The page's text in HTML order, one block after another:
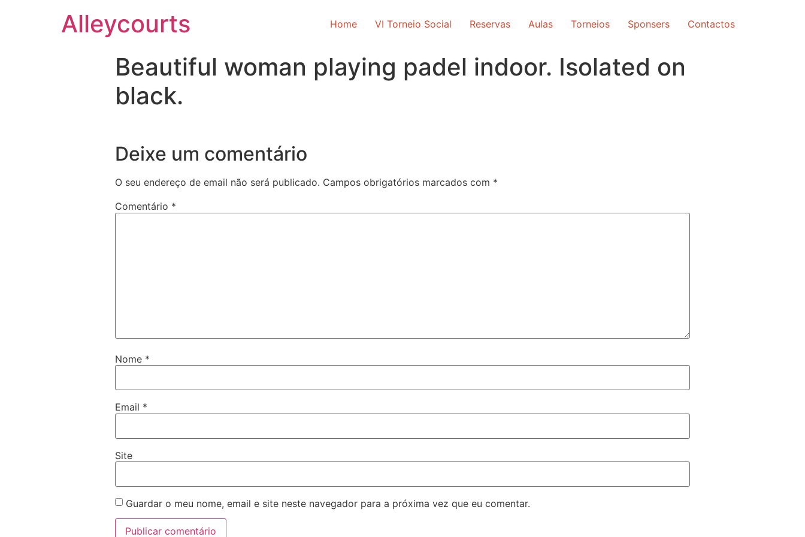
Alleycourts Home VI Torneio Social Reservas Aulas Torneios Sponsers Contactos
Beautiful woman playing padel indoor. Isolated on
black.
Deixe um comentário
O seu endereço de email não será publicado. Campos obrigatórios marcados com *
Comentário *
Nome *
Email *
Site
Guardar o meu nome, email e site neste navegador para a próxima vez que eu comentar.